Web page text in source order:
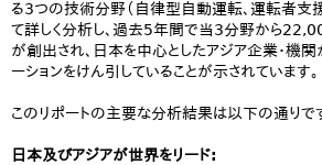
る3つの技術分野（自律型自動運転、運転者支援
て詳しく分析し、過去5年間で当3分野から
が創出され、日本を中心としたアジア企業・機
ーションをけん引していることが示されています。
このリポートの主要な分析結果は以下の通りで
日本及びアジアが世界をリード: